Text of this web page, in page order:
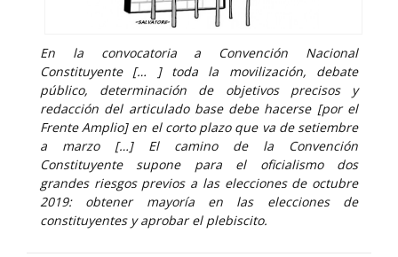
En la convocatoria a Convención Nacional
Constituyente [… ] toda la movilización, debate
público, determinación de objetivos precisos y
redacción del articulado base debe hacerse [por el
Frente Amplio] en el corto plazo que va de setiembre
a marzo […] El camino de la Convención
Constituyente supone para el oficialismo dos
grandes riesgos previos a las elecciones de octubre
2019: obtener mayoría en las elecciones de
constituyentes y aprobar el plebiscito.